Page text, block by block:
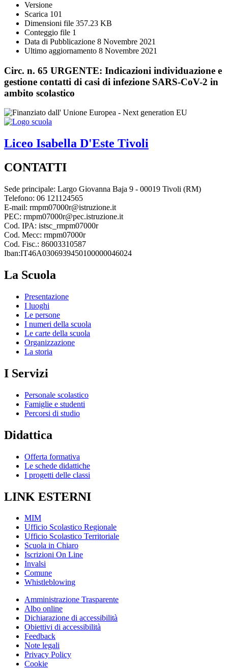
Versione
Scarica 101
Dimensioni file 357.23 KB
Conteggio file 1
Data di Pubblicazione 8 Novembre 2021
Ultimo aggiornamento 8 Novembre 2021
Circ. n. 65 URGENTE: Indicazioni individuazione e
gestione contatti di casi di infezione SARS-CoV-2 in
ambito scolastico
Liceo Isabella D'Este Tivoli
CONTATTI
Sede principale: Largo Giovanna Baja 9 - 00019 Tivoli (RM)
Telefono: 06 121124565
E-mail: rmpm07000r@istruzione.it
PEC: rmpm07000r@pec.istruzione.it
Cod. IPA: istsc_rmpm07000r
Cod. Mecc: rmpm07000r
Cod. Fisc.: 86003310587
Iban:IT46A0306939450100000046024
La Scuola
Presentazione
I luoghi
Le persone
I numeri della scuola
Le carte della scuola
Organizzazione
La storia
I Servizi
Personale scolastico
Famiglie e studenti
Percorsi di studio
Didattica
Offerta formativa
Le schede didattiche
I progetti delle classi
LINK ESTERNI
MIM
Ufficio Scolastico Regionale
Ufficio Scolastico Territoriale
Scuola in Chiaro
Iscrizioni On Line
Invalsi
Comune
Whistleblowing
Amministrazione Trasparente
Albo online
Dichiarazione di accessibilità
Obiettivi di accessibilità
Feedback
Note legali
Privacy Policy
Cookie